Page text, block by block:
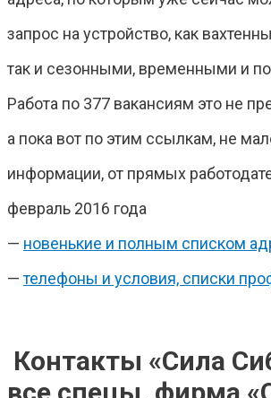
запрос на устройство, как
так и сезонными, временными и
Работа по 377 вакансиям это не
а пока вот по этим ссылкам, не
информации, от прямых
февраль 2016 года
— новенькие и полным списком
—телефоны и условия, списки
Контакты «Сила